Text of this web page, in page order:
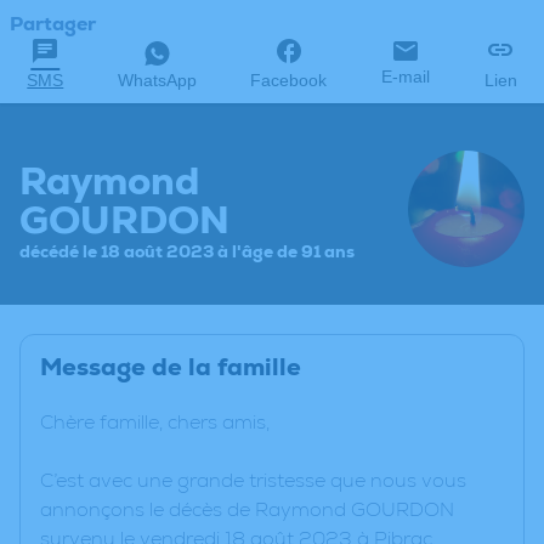
Partager
SMS WhatsApp Facebook E-mail Lien
Raymond
GOURDON
décédé le 18 août 2023 à l'âge de 91 ans
Message de la famille
Chère famille, chers amis,
C’est avec une grande tristesse que nous vous
annonçons le décès de Raymond GOURDON
survenu le vendredi 18 août 2023 à Pibrac.